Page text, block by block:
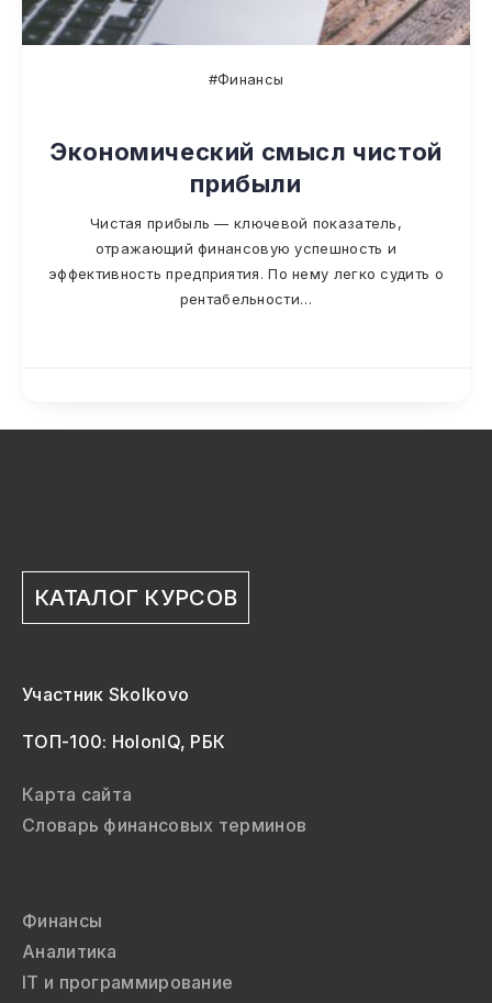
#Финансы
Экономический смысл чистой
прибыли
Чистая прибыль — ключевой показатель,
отражающий финансовую успешность и
эффективность предприятия. По нему легко судить о
рентабельности…
КАТАЛОГ КУРСОВ
Участник Skolkovo
ТОП-100: HolonIQ, РБК
Карта сайта
Словарь финансовых терминов
Финансы
Аналитика
IT и программирование